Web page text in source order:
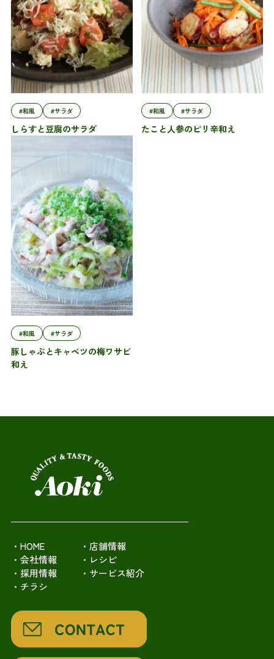
#和風 #サラダ
しらすと豆腐のサラダ
#和風 #サラダ
たこと人参のピリ辛和え
#和風 #サラダ
豚しゃぶとキャベツの梅ワサビ
和え
・HOME
・店舗情報
・会社情報
・レシピ
・採用情報
・サービス紹介
・チラシ